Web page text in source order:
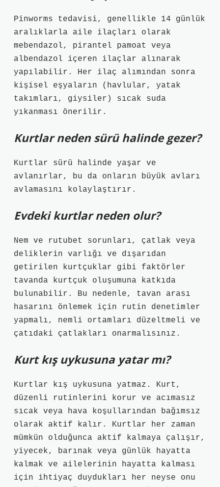
Pinworms tedavisi, genellikle 14 günlük
aralıklarla aile ilaçları olarak
mebendazol, pirantel pamoat veya
albendazol içeren ilaçlar alınarak
yapılabilir. Her ilaç alımından sonra
kişisel eşyaların (havlular, yatak
takımları, giysiler) sıcak suda
yıkanması önerilir.
Kurtlar neden sürü halinde gezer?
Kurtlar sürü halinde yaşar ve
avlanırlar, bu da onların büyük avları
avlamasını kolaylaştırır.
Evdeki kurtlar neden olur?
Nem ve rutubet sorunları, çatlak veya
deliklerin varlığı ve dışarıdan
getirilen kurtçuklar gibi faktörler
tavanda kurtçuk oluşumuna katkıda
bulunabilir. Bu nedenle, tavan arası
hasarını önlemek için rutin denetimler
yapmalı, nemli ortamları düzeltmeli ve
çatıdaki çatlakları onarmalısınız.
Kurt kış uykusuna yatar mı?
Kurtlar kış uykusuna yatmaz. Kurt,
düzenli rutinlerini korur ve acımasız
sıcak veya hava koşullarından bağımsız
olarak aktif kalır. Kurtlar her zaman
mümkün olduğunca aktif kalmaya çalışır,
yiyecek, barınak veya günlük hayatta
kalmak ve ailelerinin hayatta kalması
için ihtiyaç duydukları her neyse onu